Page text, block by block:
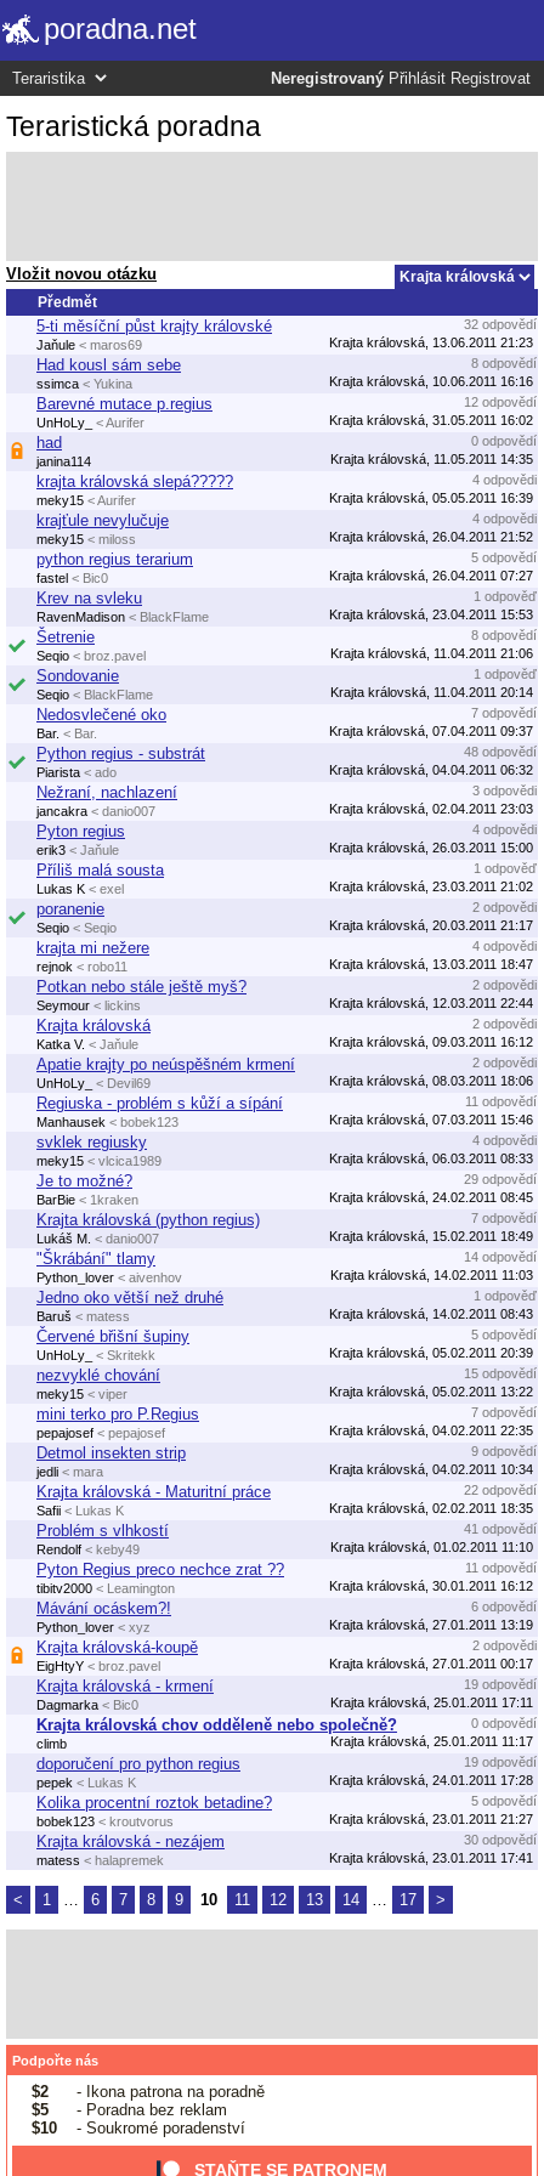
poradna.net
Neregistrovaný Přihlásit Registrovat
Teraristická poradna
Vložit novou otázku
Předmět
5-ti měsíční půst krajty královské
32 odpovědí
Jaňule < maros69 Krajta královská, 13.06.2011 21:23
Had kousl sám sebe
8 odpovědí
ssimca < Yukina Krajta královská, 10.06.2011 16:16
Barevné mutace p.regius
12 odpovědí
UnHoLy_
< Aurifer Krajta královská, 31.05.2011 16:02
had
0 odpovědí
janina114
Krajta královská, 11.05.2011 14:35
krajta královská slepá?????
4 odpovědi
meky15 < Aurifer Krajta královská, 05.05.2011 16:39
krajťule nevylučuje
4 odpovědi
meky15 < miloss Krajta královská, 26.04.2011 21:52
python regius terarium
5 odpovědí
fastel < Bic0 Krajta královská, 26.04.2011 07:27
Krev na svleku
1 odpověď
RavenMadison < BlackFlame Krajta královská, 23.04.2011 15:53
Šetrenie
8 odpovědí
Seqio < broz.pavel Krajta královská, 11.04.2011 21:06
Sondovanie
1 odpověď
Seqio < BlackFlame Krajta královská, 11.04.2011 20:14
Nedosvlečené oko
7 odpovědí
Bar. < Bar. Krajta královská, 07.04.2011 09:37
Python regius - substrát
48 odpovědí
Piarista < ado Krajta královská, 04.04.2011 06:32
Nežraní, nachlazení
3 odpovědi
jancakra < danio007 Krajta královská, 02.04.2011 23:03
Pyton regius
4 odpovědi
erik3 < Jaňule Krajta královská, 26.03.2011 15:00
Příliš malá sousta
1 odpověď
Lukas K < exel Krajta královská, 23.03.2011 21:02
poranenie
2 odpovědi
Seqio < Seqio Krajta královská, 20.03.2011 21:17
krajta mi nežere
4 odpovědi
rejnok < robo11 Krajta královská, 13.03.2011 18:47
Potkan nebo stále ještě myš?
2 odpovědi
Seymour < lickins Krajta královská, 12.03.2011 22:44
Krajta královská
2 odpovědi
Katka V. < Jaňule Krajta královská, 09.03.2011 16:12
Apatie krajty po neúspěšném krmení
2 odpovědi
UnHoLy_
< Devil69 Krajta královská, 08.03.2011 18:06
Regiuska - problém s kůží a sípání
11 odpovědí
Manhausek < bobek123 Krajta královská, 07.03.2011 15:46
svklek regiusky
4 odpovědi
meky15 < vlcica1989 Krajta královská, 06.03.2011 08:33
Je to možné?
29 odpovědí
BarBie < 1kraken Krajta královská, 24.02.2011 08:45
Krajta královská (python regius)
7 odpovědí
Lukáš M. < danio007 Krajta královská, 15.02.2011 18:49
"Škrábání" tlamy
14 odpovědí
Python_lover < aivenhov Krajta královská, 14.02.2011 11:03
Jedno oko větší než druhé
1 odpověď
Baruš < matess Krajta královská, 14.02.2011 08:43
Červené břišní šupiny
5 odpovědí
UnHoLy_
< Skritekk Krajta královská, 05.02.2011 20:39
nezvyklé chování
15 odpovědí
meky15 < viper Krajta královská, 05.02.2011 13:22
mini terko pro P.Regius
7 odpovědí
pepajosef < pepajosef Krajta královská, 04.02.2011 22:35
Detmol insekten strip
9 odpovědí
jedli < mara Krajta královská, 04.02.2011 10:34
Krajta královská - Maturitní práce
22 odpovědí
Safii < Lukas K Krajta královská, 02.02.2011 18:35
Problém s vlhkostí
41 odpovědí
Rendolf < keby49 Krajta královská, 01.02.2011 11:10
Pyton Regius preco nechce zrat ??
11 odpovědí
tibitv2000 < Leamington Krajta královská, 30.01.2011 16:12
Mávání ocáskem?!
6 odpovědí
Python_lover < xyz Krajta královská, 27.01.2011 13:19
Krajta královská-koupě
2 odpovědi
EigHtyY < broz.pavel Krajta královská, 27.01.2011 00:17
Krajta královská - krmení
19 odpovědí
Dagmarka < Bic0 Krajta královská, 25.01.2011 17:11
Krajta královská chov odděleně nebo společně?
0 odpovědí
climb
Krajta královská, 25.01.2011 11:17
doporučení pro python regius
19 odpovědí
pepek < Lukas K Krajta královská, 24.01.2011 17:28
Kolika procentní roztok betadine?
5 odpovědí
bobek123 < kroutvorus Krajta královská, 23.01.2011 21:27
Krajta královská - nezájem
30 odpovědí
matess < halapremek Krajta královská, 23.01.2011 17:41
< 1 6 7 8 9 10 11 12 13 14 17 >
Podpořte nás
$2
- Ikona patrona na poradně
$5
- Poradna bez reklam
$10
- Soukromé poradenství
STAŇTE SE PATRONEM